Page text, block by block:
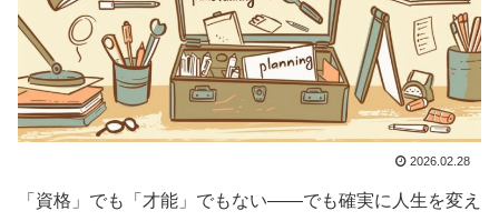
2026.02.28
「資格」でも「才能」でもない——でも確実に人生を変え